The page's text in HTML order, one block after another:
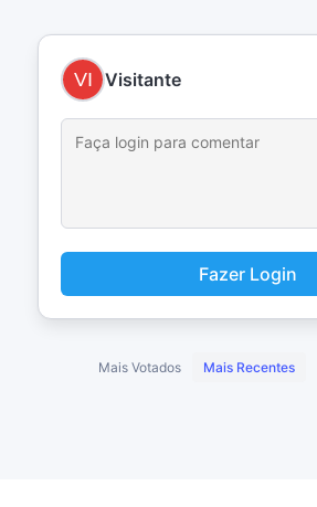
Visitante
Fazer Login
Mais Votados Mais Recentes